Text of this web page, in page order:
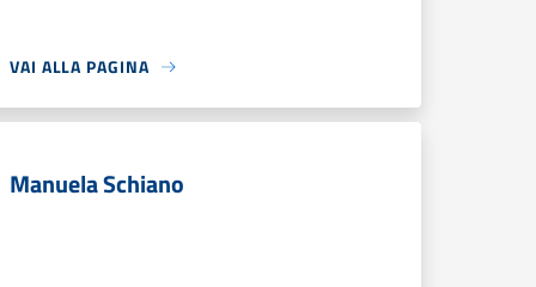
VAI ALLA PAGINA
Manuela Schiano